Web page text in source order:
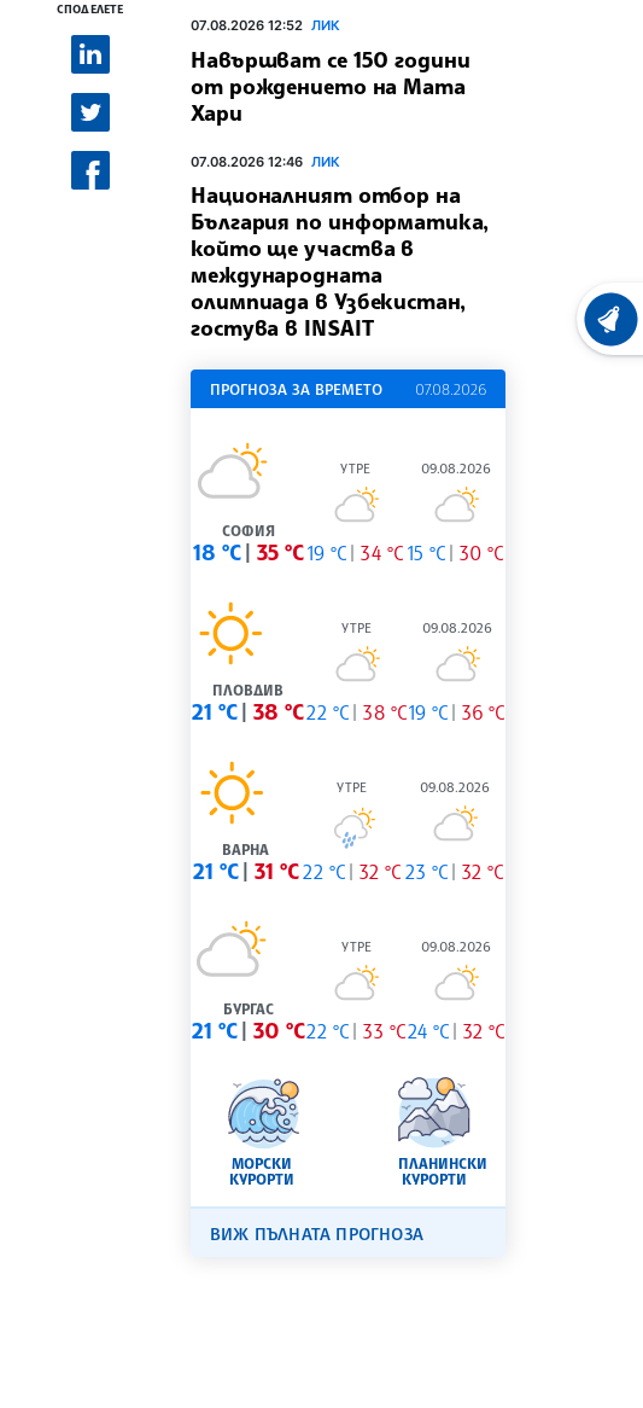
СПОДЕЛЕТЕ
07.08.2026 12:52 ЛИК
Навършват се 150 години
от рождението на Мата
Хари
07.08.2026 12:46 ЛИК
Националният отбор на
България по информатика,
който ще участва в
международната
олимпиада в Узбекистан,
гостува в INSAIT
ПРОГНОЗА ЗА ВРЕМЕТО 07.08.2026
СОФИЯ
18 °C 35 °C
УТРЕ
19 °C 34 °C
09.08.2026
15 °C 30 °C
ПЛОВДИВ
21 °C 38 °C
УТРЕ
22 °C 38 °C
09.08.2026
19 °C 36 °C
ВАРНА
21 °C 31 °C
УТРЕ
22 °C 32 °C
09.08.2026
23 °C 32 °C
БУРГАС
21 °C 30 °C
УТРЕ
22 °C 33 °C
09.08.2026
24 °C 32 °C
МОРСКИ
КУРОРТИ
ПЛАНИНСКИ
КУРОРТИ
ВИЖ ПЪЛНАТА ПРОГНОЗА